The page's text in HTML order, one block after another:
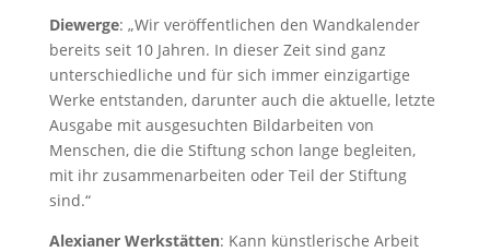
Diewerge: „Wir veröffentlichen den Wandkalender
bereits seit 10 Jahren. In dieser Zeit sind ganz
unterschiedliche und für sich immer einzigartige
Werke entstanden, darunter auch die aktuelle, letzte
Ausgabe mit ausgesuchten Bildarbeiten von
Menschen, die die Stiftung schon lange begleiten,
mit ihr zusammenarbeiten oder Teil der Stiftung
sind.“
Alexianer Werkstätten: Kann künstlerische Arbeit